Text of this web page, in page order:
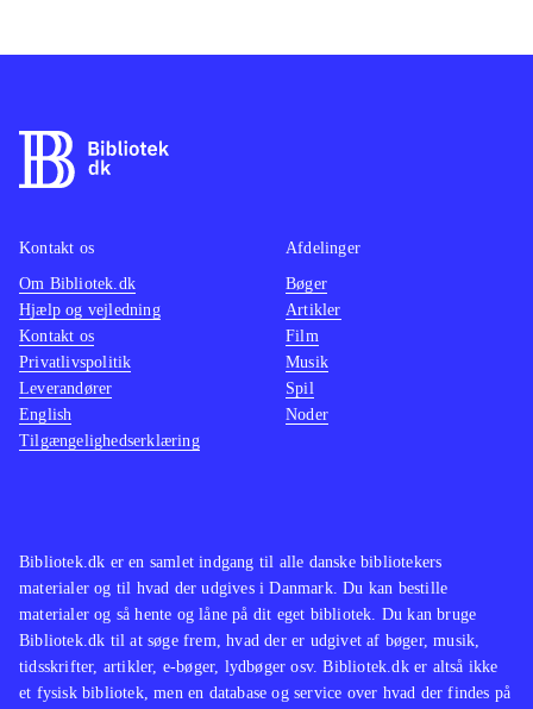
Bibliotek.dk er en samlet indgang til alle danske bibliotekers
materialer og til hvad der udgives i Danmark. Du kan bestille
materialer og så hente og låne på dit eget bibliotek. Du kan bruge
Bibliotek.dk til at søge frem, hvad der er udgivet af bøger, musik,
tidsskrifter, artikler, e-bøger, lydbøger osv. Bibliotek.dk er altså ikke
et fysisk bibliotek, men en database og service over hvad der findes på
Kontakt os
Om Bibliotek.dk
Hjælp og vejledning
Kontakt os
Privatlivspolitik
Leverandører
English
Tilgængelighedserklæring
Afdelinger
Bøger
Artikler
Film
Musik
Spil
Noder